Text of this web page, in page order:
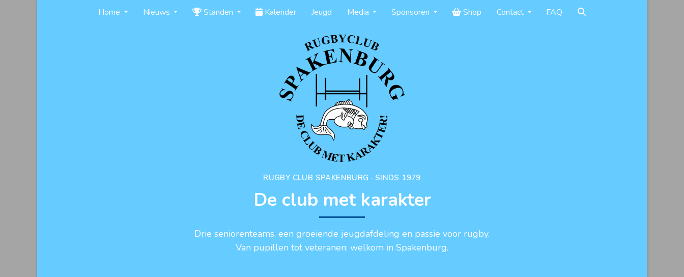
Home Nieuws Standen Kalender Jeugd Media Sponsoren Shop Contact FAQ
RUGBY CLUB SPAKENBURG · SINDS 1979
De club met karakter
Drie seniorenteams, een groeiende jeugdafdeling en passie voor rugby.
Van pupillen tot veteranen: welkom in Spakenburg.